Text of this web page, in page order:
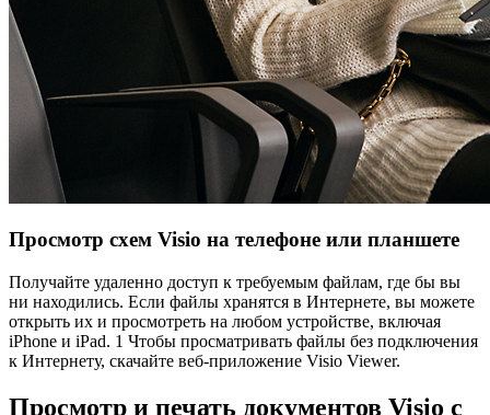
Просмотр схем Visio на телефоне или планшете
Получайте удаленно доступ к требуемым файлам, где бы вы
ни находились. Если файлы хранятся в Интернете, вы можете
открыть их и просмотреть на любом устройстве, включая
iPhone и iPad. 1 Чтобы просматривать файлы без подключения
к Интернету, скачайте веб-приложение Visio Viewer.
Просмотр и печать документов Visio с